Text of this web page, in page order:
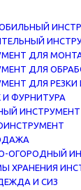
ДЛЯ
ДЛЯ
ДЛЯ
И ФУРНИТУРА
ИНСТРУМЕНТ
ОГОРОДНЫЙ
ХРАНЕНИЯ
И СИЗ